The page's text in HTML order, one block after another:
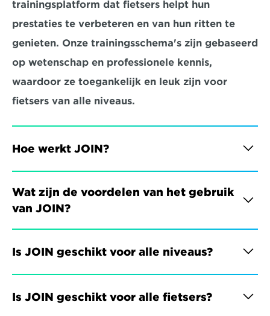
trainingsplatform dat fietsers helpt hun
prestaties te verbeteren en van hun ritten te
genieten. Onze trainingsschema's zijn gebaseerd
op wetenschap en professionele kennis,
waardoor ze toegankelijk en leuk zijn voor
fietsers van alle niveaus.
Hoe werkt JOIN?
Wat zijn de voordelen van het gebruik
van JOIN?
Is JOIN geschikt voor alle niveaus?
Is JOIN geschikt voor alle fietsers?